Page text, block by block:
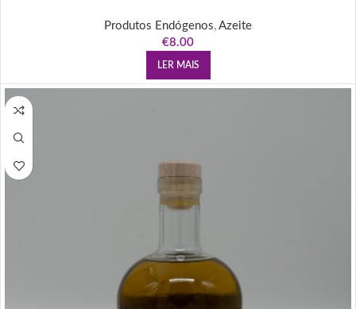
Produtos Endógenos, Azeite
€8.00
LER MAIS